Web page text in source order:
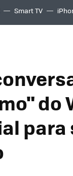
Smart TV
do
para